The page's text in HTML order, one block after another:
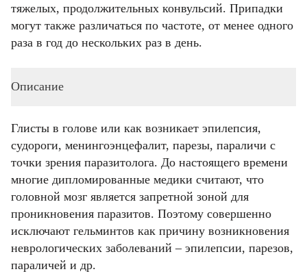
тяжелых, продолжительных конвульсий. Припадки
могут также различаться по частоте, от менее одного
раза в год до нескольких раз в день.
Описание
Глисты в голове или как возникает эпилепсия,
судороги, менингоэнцефалит, парезы, параличи с
точки зрения паразитолога. До настоящего времени
многие дипломированные медики считают, что
головной мозг является запретной зоной для
проникновения паразитов. Поэтому совершенно
исключают гельминтов как причину возникновения
неврологических заболеваний – эпилепсии, парезов,
параличей и др.